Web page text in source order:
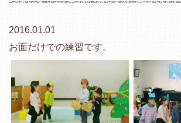
2016.01.01
お面だけでの練習です。